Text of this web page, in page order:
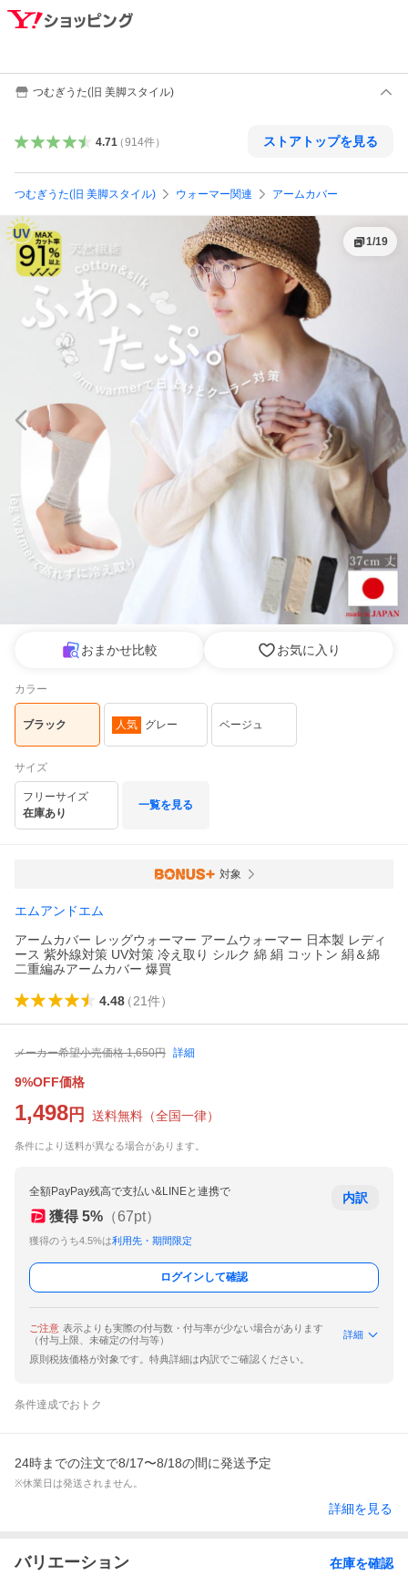
つむぎうた(旧 美脚スタイル)
4.71（914件） ストアトップを見る
つむぎうた(旧 美脚スタイル) ウォーマー関連 アームカバー
1/19
おまかせ比較 お気に入り
カラー
ブラック 人気 グレー ベージュ
サイズ
フリーサイズ
在庫あり
一覧を見る
対象
エムアンドエム
アームカバー レッグウォーマー アームウォーマー 日本製 レディ
ース 紫外線対策 UV対策 冷え取り シルク 綿 絹 コットン 絹＆綿
二重編みアームカバー 爆買
4.48（21件）
メーカー希望小売価格 1,650円 詳細
9%OFF価格
1,498 円 送料無料 （全国一律）
条件により送料が異なる場合があります。
全額PayPay残高で支払い&LINEと連携で
獲得 5% （67pt）
獲得のうち4.5%は利用先・期間限定
内訳
ログインして確認
ご注意 表示よりも実際の付与数・付与率が少ない場合があります
（付与上限、未確定の付与等）
詳細
原則税抜価格が対象です。特典詳細は内訳でご確認ください。
条件達成でおトク
24時までの注文で8/17〜8/18の間に発送予定
※休業日は発送されません。
詳細を見る
バリエーション 在庫を確認